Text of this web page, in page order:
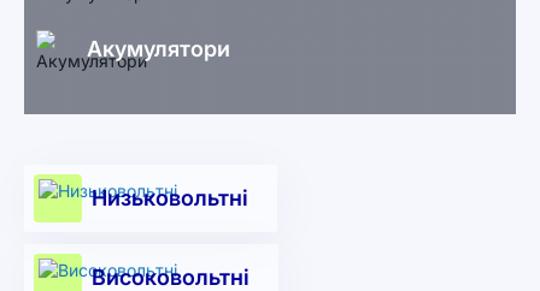
Акумулятори
Низьковольтні
Високовольтні